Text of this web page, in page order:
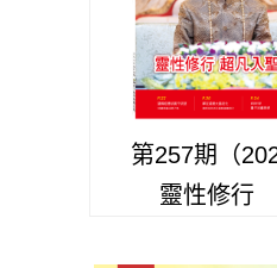
第257期（
靈性修行